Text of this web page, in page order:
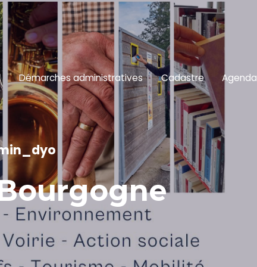
Démarches administratives Cadastre Agenda